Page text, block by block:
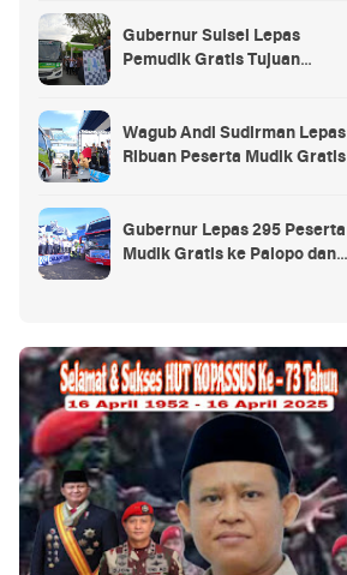
Gubernur Sulsel Lepas
Pemudik Gratis Tujuan
Wagub Andi Sudirman Lepas
Ribuan Peserta Mudik Gratis
Gubernur Lepas 295 Peserta
Mudik Gratis ke Palopo dan